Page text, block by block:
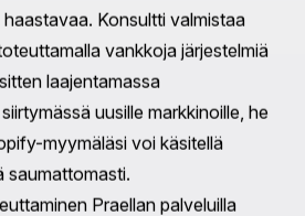
varmistaa, että kampanjasi
maksimoiden
tehokkuuden.
tilausten hallinta
on elintärkeää kaikille
toteuttavat järjestelmiä, jotka
käsittelyä, toimitusta ja